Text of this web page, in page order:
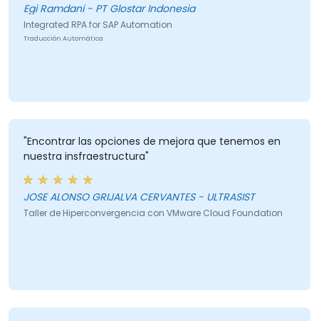
Egi Ramdani - PT Glostar Indonesia
Integrated RPA for SAP Automation
Traducción Automática
"Encontrar las opciones de mejora que tenemos en
nuestra insfraestructura"
JOSE ALONSO GRIJALVA CERVANTES - ULTRASIST
Taller de Hiperconvergencia con VMware Cloud Foundation